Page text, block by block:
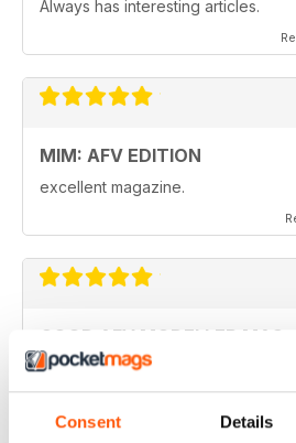
Consent Details
Always has interesting articles.
MIM: AFV EDITION
excellent magazine.
GOOD AFV MODELLER MAG
Good AFV Modeller Mag